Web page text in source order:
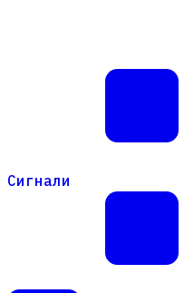
Сигнали